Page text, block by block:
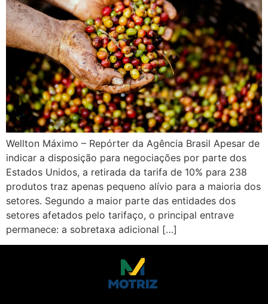
Wellton Máximo – Repórter da Agência Brasil Apesar de
indicar a disposição para negociações por parte dos
Estados Unidos, a retirada da tarifa de 10% para 238
produtos traz apenas pequeno alívio para a maioria dos
setores. Segundo a maior parte das entidades dos
setores afetados pelo tarifaço, o principal entrave
permanece: a sobretaxa adicional […]